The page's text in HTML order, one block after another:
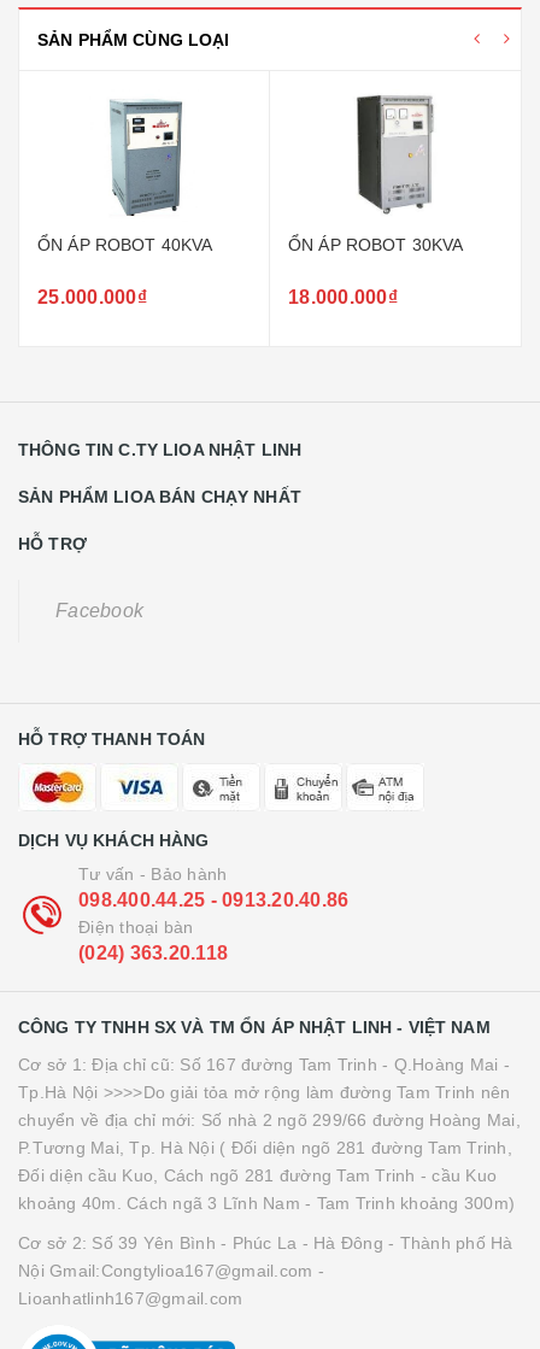
SẢN PHẨM CÙNG LOẠI
ỔN ÁP ROBOT 40KVA
25.000.000₫
ỔN ÁP ROBOT 30KVA
18.000.000₫
THÔNG TIN C.TY LIOA NHẬT LINH
SẢN PHẨM LIOA BÁN CHẠY NHẤT
HỖ TRỢ
Facebook
HỖ TRỢ THANH TOÁN
DỊCH VỤ KHÁCH HÀNG
Tư vấn - Bảo hành
098.400.44.25 - 0913.20.40.86
Điện thoại bàn
(024) 363.20.118
CÔNG TY TNHH SX VÀ TM ỔN ÁP NHẬT LINH - VIỆT NAM
Cơ sở 1: Địa chỉ cũ: Số 167 đường Tam Trinh - Q.Hoàng Mai -
Tp.Hà Nội >>>>Do giải tỏa mở rộng làm đường Tam Trinh nên
chuyển về địa chỉ mới: Số nhà 2 ngõ 299/66 đường Hoàng Mai,
P.Tương Mai, Tp. Hà Nội ( Đối diện ngõ 281 đường Tam Trinh,
Đối diện cầu Kuo, Cách ngõ 281 đường Tam Trinh - cầu Kuo
khoảng 40m. Cách ngã 3 Lĩnh Nam - Tam Trinh khoảng 300m)
Cơ sở 2: Số 39 Yên Bình - Phúc La - Hà Đông - Thành phố Hà
Nội Gmail:Congtylioa167@gmail.com -
Lioanhatlinh167@gmail.com